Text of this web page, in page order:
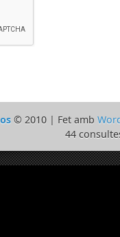
© 2010 | Fet amb
44